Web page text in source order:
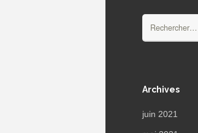
Archives
juin 2021